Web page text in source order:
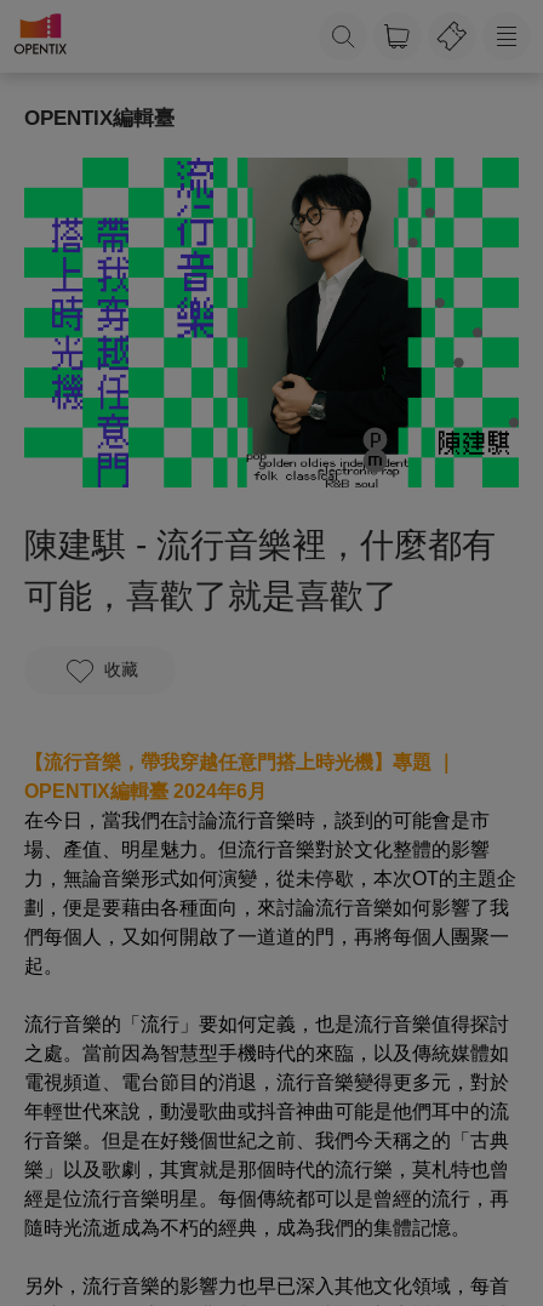
OPENTIX編輯臺
陳建騏 - 流行音樂裡，什麼都有
可能，喜歡了就是喜歡了
收藏
【流行音樂，帶我穿越任意門搭上時光機】專題 ｜
OPENTIX編輯臺 2024年6月
在今日，當我們在討論流行音樂時，談到的可能會是市
場、產值、明星魅力。但流行音樂對於文化整體的影響
力，無論音樂形式如何演變，從未停歇，本次OT的主題企
劃，便是要藉由各種面向，來討論流行音樂如何影響了我
們每個人，又如何開啟了一道道的門，再將每個人團聚一
起。
流行音樂的「流行」要如何定義，也是流行音樂值得探討
之處。當前因為智慧型手機時代的來臨，以及傳統媒體如
電視頻道、電台節目的消退，流行音樂變得更多元，對於
年輕世代來說，動漫歌曲或抖音神曲可能是他們耳中的流
行音樂。但是在好幾個世紀之前、我們今天稱之的「古典
樂」以及歌劇，其實就是那個時代的流行樂，莫札特也曾
經是位流行音樂明星。每個傳統都可以是曾經的流行，再
隨時光流逝成為不朽的經典，成為我們的集體記憶。
另外，流行音樂的影響力也早已深入其他文化領域，每首